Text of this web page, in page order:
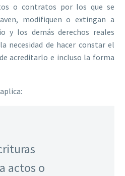
o contratos por los que se
modifiquen o extingan a
y los demás derechos reales
necesidad de hacer constar el
acreditarlo e incluso la forma
actos o